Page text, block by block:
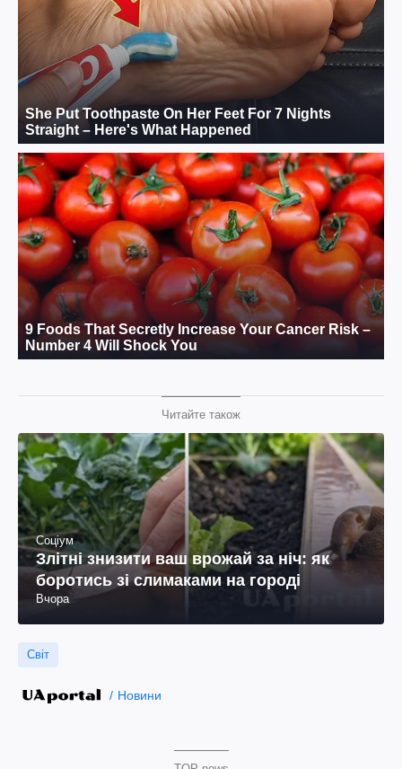
Читайте також
Соціум
Злітні знизити ваш врожай за ніч: як
боротись зі слимаками на городі
Вчора
Світ
Новини